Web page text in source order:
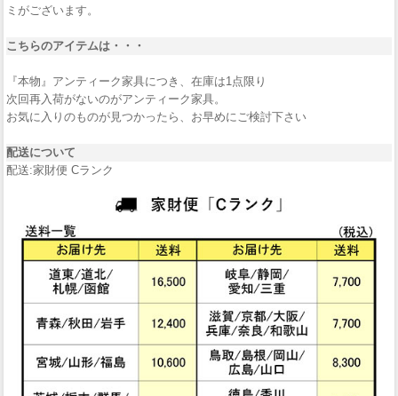
ミがございます。
こちらのアイテムは・・・
『本物』アンティーク家具につき、在庫は1点限り
次回再入荷がないのがアンティーク家具。
お気に入りのものが見つかったら、お早めにご検討下さい
配送について
配送:家財便 Cランク